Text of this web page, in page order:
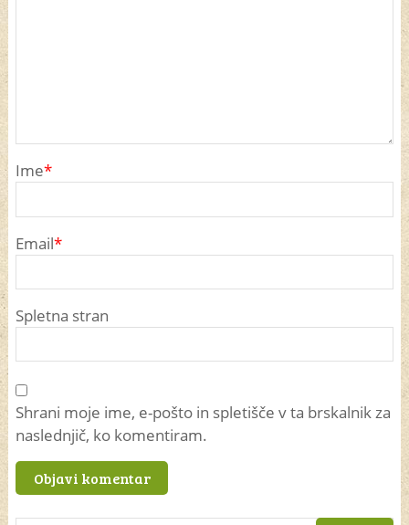
Ime*
Email*
Spletna stran
Shrani moje ime, e-pošto in spletišče v ta brskalnik za
naslednjič, ko komentiram.